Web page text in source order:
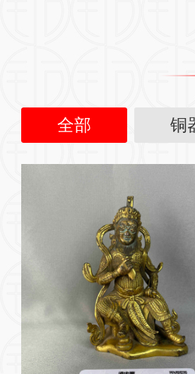
全部 铜